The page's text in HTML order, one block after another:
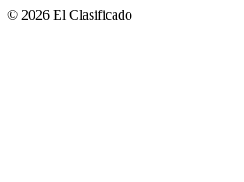
© 2026 El Clasificado